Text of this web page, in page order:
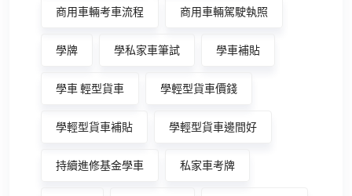
商用車輛考車流程 商用車輛駕駛執照
學牌 學私家車筆試 學車補貼
學車 輕型貨車 學輕型貨車價錢
學輕型貨車補貼 學輕型貨車邊間好
持續進修基金學車 私家車考牌